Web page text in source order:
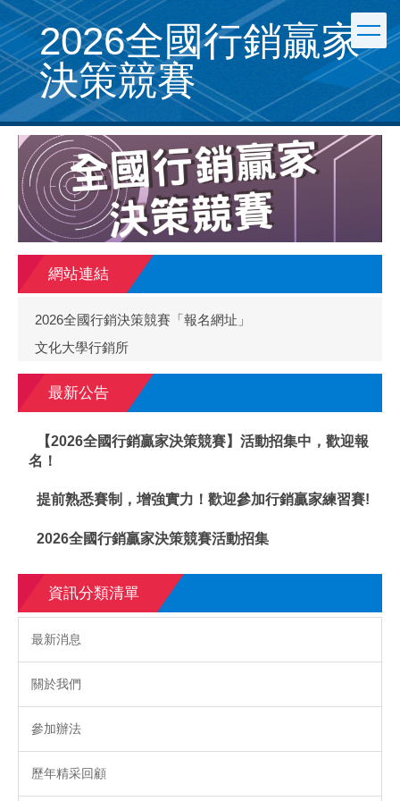
跳
到
主
要
內
容
區
2026全國行銷贏家
決策競賽
網站連結
2026全國行銷決策競賽「報名網址」
文化大學行銷所
最新公告
【2026全國行銷贏家決策競賽】活動招集中，歡迎報
名！
提前熟悉賽制，增強實力！歡迎參加行銷贏家練習賽!
2026全國行銷贏家決策競賽活動招集
資訊分類清單
最新消息
關於我們
參加辦法
歷年精采回顧